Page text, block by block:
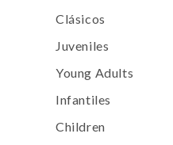
Clásicos
Juveniles
Young Adults
Infantiles
Children